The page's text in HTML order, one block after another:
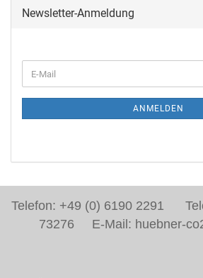
Newsletter-Anmeldung
ANMELDEN
Telefon: +49 (0) 6190 2291
73276 E-Mail: huebner-